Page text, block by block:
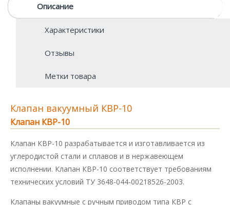
Описание
Характеристики
Отзывы
Метки товара
Клапан вакуумный КВР-10
Клапан КВР-10
Клапан КВР-10 разрабатывается и изготавливается из
углеродистой стали и сплавов и в нержавеющем
исполнении. Клапан КВР-10 соответствует требованиям
технических условий ТУ 3648-044-00218526-2003.
Клапаны вакуумные с ручным приводом типа КВР с